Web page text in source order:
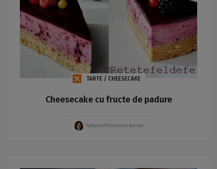
TARTE / CHEESECAKE
Cheesecake cu fructe de padure
Iuliana Florentina Avram